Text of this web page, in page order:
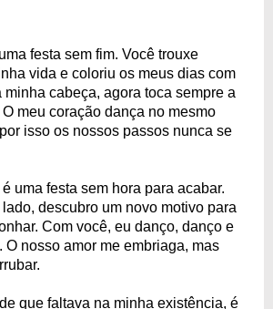
festa sem fim. Você trouxe
vida e coloriu os meus dias com
minha cabeça, agora toca sempre a
meu coração dança no mesmo
isso os nossos passos nunca se
uma festa sem hora para acabar.
descubro um novo motivo para
Com você, eu danço, danço e
O nosso amor me embriaga, mas
que faltava na minha existência, é